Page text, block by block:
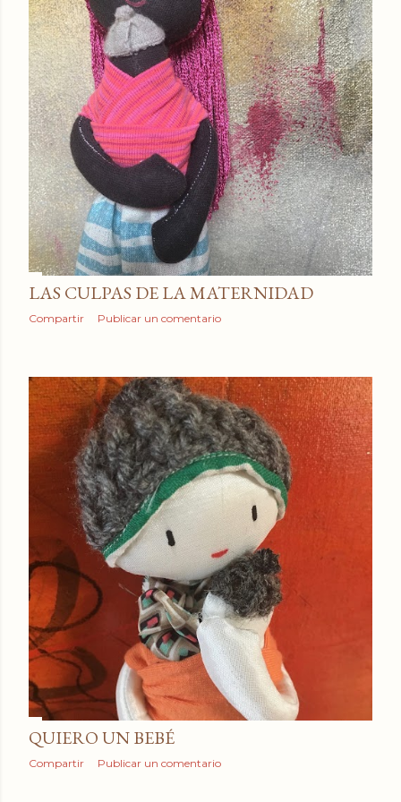
a
d
a
s
LAS CULPAS DE LA MATERNIDAD
Compartir Publicar un comentario
QUIERO UN BEBÉ
Compartir Publicar un comentario